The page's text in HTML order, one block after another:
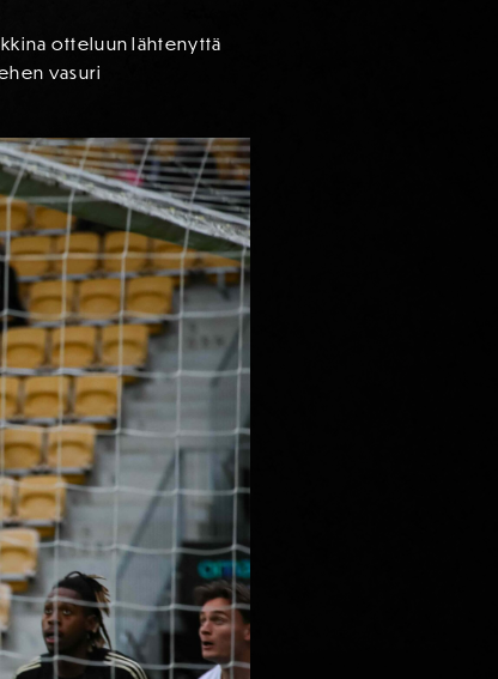
otteluun lähtenyttä
vasuri